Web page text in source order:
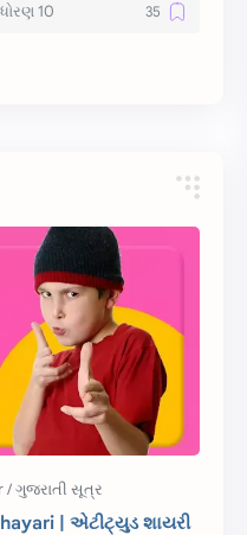
ધોરણ 10
Gujarati Vyakaran
આરતી
શુભેચ્છા સંદેશ
ગુજરાતી શબ્દો
માહિતી
ગુજરાતી સૂત્ર
| એટીટ્યુડ શાયરી